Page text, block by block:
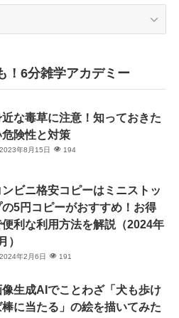
！6分雑学アカデミー
な毒草に注意！知っておきた
危険性と対策
2023年8月15日 194
ンビニ格安コピーはミニストッ
の5円コピーがおすすめ！お得
便利な利用方法を解説（2024年
）
2024年2月6日 191
像生成AIでことわざ「犬も歩け
棒に当たる」の絵を描いてみた